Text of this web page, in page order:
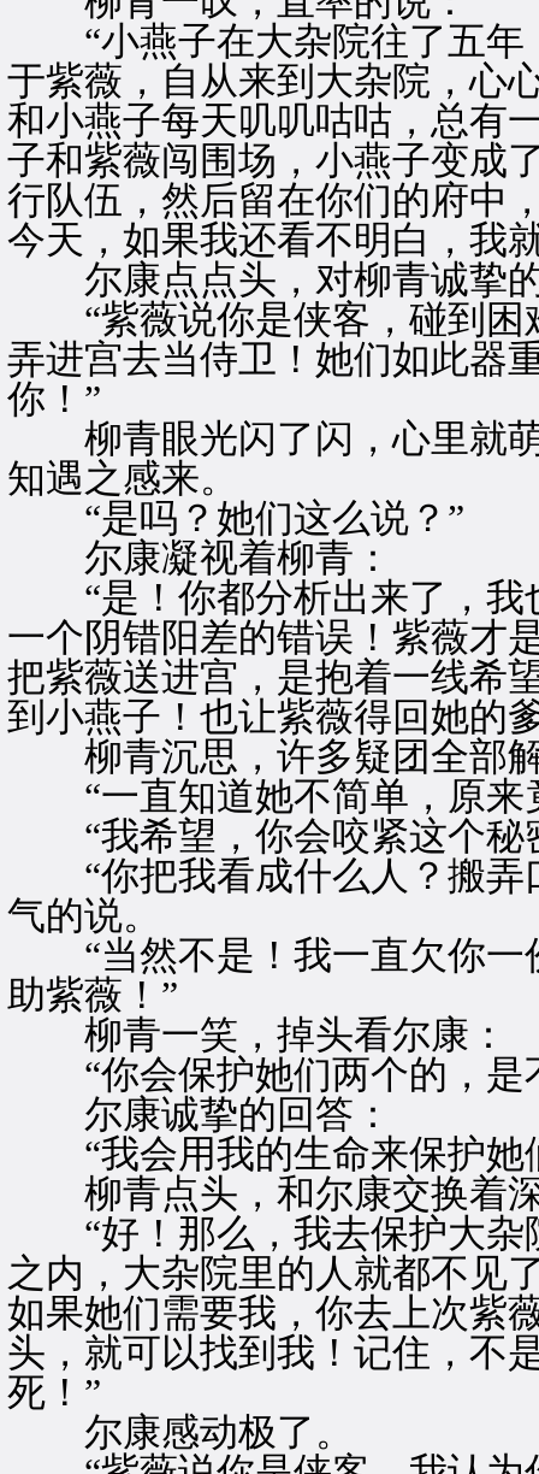
“小燕子在大杂院往了五年
于紫薇，自从来到大杂院，心
和小燕子每天叽叽咕咕，总有
子和紫薇闯围场，小燕子变成
行队伍，然后留在你们的府中
今天，如果我还看不明白，我
尔康点点头，对柳青诚挚
“紫薇说你是侠客，碰到困
弄进宫去当侍卫！她们如此器
你！”
柳青眼光闪了闪，心里就萌
知遇之感来。
“是吗？她们这么说？”
尔康凝视着柳青：
“是！你都分析出来了，我
一个阴错阳差的错误！紫薇才
把紫薇送进宫，是抱着一线希
到小燕子！也让紫薇得回她的
柳青沉思，许多疑团全部
“一直知道她不简单，原来
“我希望，你会咬紧这个秘
“你把我看成什么人？搬弄
气的说。
“当然不是！我一直欠你一
助紫薇！”
柳青一笑，掉头看尔康：
“你会保护她们两个的，是
尔康诚挚的回答：
“我会用我的生命来保护她
柳青点头，和尔康交换着
“好！那么，我去保护大杂
之内，大杂院里的人就都不见
如果她们需要我，你去上次紫
头，就可以找到我！记住，不
死！”
尔康感动极了。